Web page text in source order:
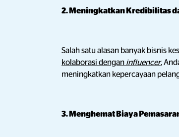
2. Meningkatkan Kredibilitas
Salah satu alasan banyak bisnis
kolaborasi dengan influencer,
meningkatkan kepercayaan
3. Menghemat Biaya